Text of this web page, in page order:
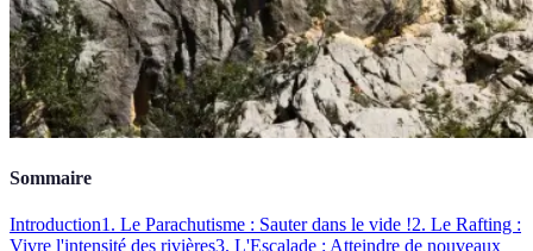
Sommaire
Introduction1. Le Parachutisme : Sauter dans le vide !2. Le Rafting :
Vivre l'intensité des rivières3. L'Escalade : Atteindre de nouveaux